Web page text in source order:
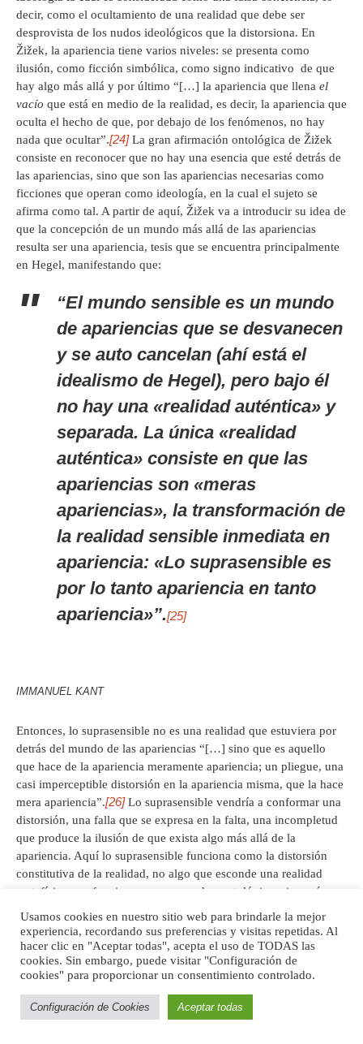
decir, como el ocultamiento de una realidad que debe ser
desprovista de los nudos ideológicos que la distorsiona. En
Žižek, la apariencia tiene varios niveles: se presenta como
ilusión, como ficción simbólica, como signo indicativo de que
hay algo más allá y por último “[…] la apariencia que llena el
vacío que está en medio de la realidad, es decir, la apariencia que
oculta el hecho de que, por debajo de los fenómenos, no hay
nada que ocultar”.[24]La gran afirmación ontológica de Žižek
consiste en reconocer que no hay una esencia que esté detrás de
las apariencias, sino que son las apariencias necesarias como
ficciones que operan como ideología, en la cual el sujeto se
afirma como tal. A partir de aquí, Žižek va a introducir su idea de
que la concepción de un mundo más allá de las apariencias
resulta ser una apariencia, tesis que se encuentra principalmente
en Hegel, manifestando que:
“El mundo sensible es un mundo
de apariencias que se desvanecen
y se auto cancelan (ahí está el
idealismo de Hegel), pero bajo él
no hay una «realidad auténtica» y
separada. La única «realidad
auténtica» consiste en que las
apariencias son «meras
apariencias», la transformación de
la realidad sensible inmediata en
apariencia: «Lo suprasensible es
por lo tanto apariencia en tanto
apariencia»”.[25]
IMMANUEL KANT
Entonces, lo suprasensible no es una realidad que estuviera por
detrás del mundo de las apariencias “[…] sino que es aquello
que hace de la apariencia meramente apariencia; un pliegue, una
casi imperceptible distorsión en la apariencia misma, que la hace
mera apariencia”.[26]Lo suprasensible vendría a conformar una
distorsión, una falla que se expresa en la falta, una incompletud
que produce la ilusión de que exista algo más allá de la
apariencia. Aquí lo suprasensible funciona como la distorsión
constitutiva de la realidad, no algo que esconde una realidad
metafísica que funciona como un orden ontológico, sino más
bien la falla que se expresa a través de la falta. El problema de
las esencias y las apariencias ha tenido predominancia platónica
pues él dividió el mundo en dos: un mundo inteligible que es el
verdadero; y otro sensible que sólo es apariencia distorsionada
del primero. Žižek, a diferencia de la vertiente platónica,
manifestará que no existe la pretendida división entre lo aparente
y lo esencial, sino que lo suprasensible es apariencia en cuanto
Usamos cookies en nuestro sitio web para brindarle la mejor
experiencia, recordando sus preferencias y visitas repetidas. Al
hacer clic en "Aceptar todas", acepta el uso de TODAS las
cookies. Sin embargo, puede visitar "Configuración de
cookies" para proporcionar un consentimiento controlado.
Configuración de Cookies Aceptar todas